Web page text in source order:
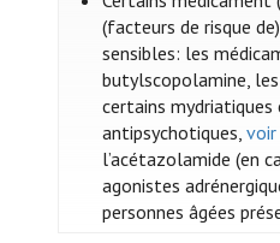
(facteurs de risque
sensibles: les
butylscopolamine,
certains
antipsychotiques,
l’acétazolamide (en
agonistes
personnes âgées